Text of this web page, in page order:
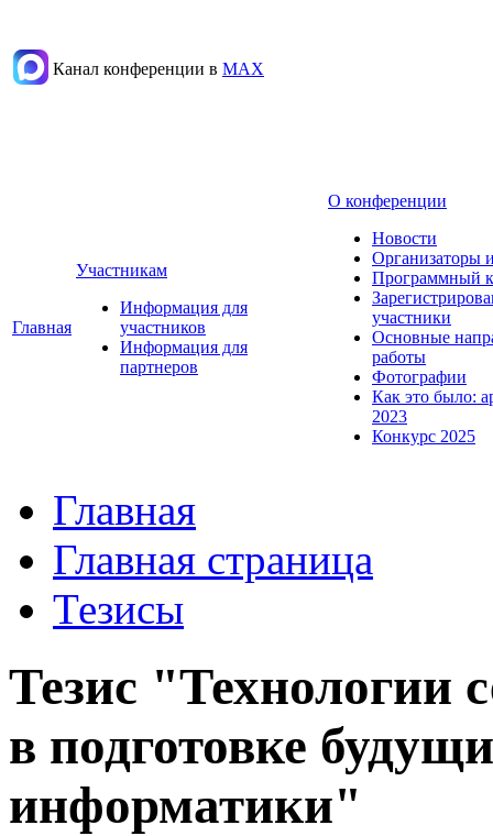
Канал конференции в МАХ
Главная
Участникам
Информация для
участников
Информация для
партнеров
О конференции
Новости
Организаторы
Программный
участники
Основные
работы
Фотографии
Как это было:
2023
Конкурс 2025
Главная
Главная страница
Тезисы
Тезис "Технологии
в подготовке
информатики"